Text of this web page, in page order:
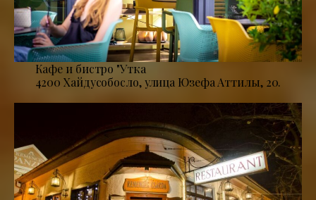
Кафе и бистро "Утка
4200 Хайдусобосло, улица Юзефа Аттилы, 20.